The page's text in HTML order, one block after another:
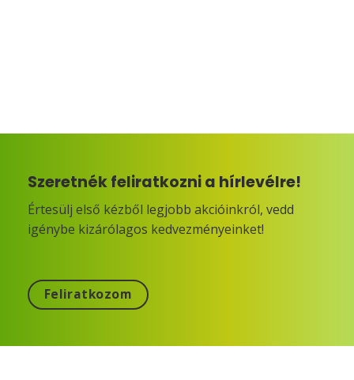
Szeretnék feliratkozni a hírlevélre!
Értesülj első kézből legjobb akcióinkról, vedd
igénybe kizárólagos kedvezményeinket!
Feliratkozom